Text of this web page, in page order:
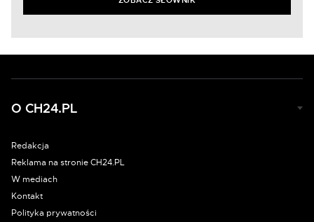
O CH24.PL
Redakcja
Reklama na stronie CH24.PL
W mediach
Kontakt
Polityka prywatności